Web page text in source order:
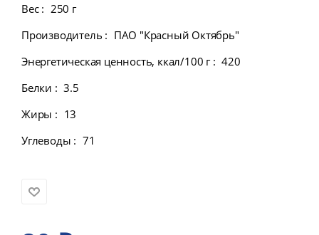
Вес : 250 г
Производитель : ПАО "Красный Октябрь"
Энергетическая ценность, ккал/100 г : 420
Белки : 3.5
Жиры : 13
Углеводы : 71